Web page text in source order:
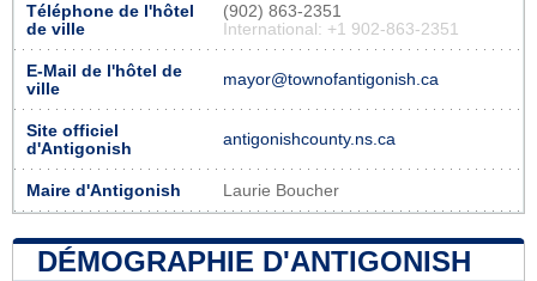
Téléphone de l'hôtel
de ville
(902) 863-2351
International: +1 902-863-2351
E-Mail de l'hôtel de
ville
mayor@townofantigonish.ca
Site officiel
d'Antigonish
antigonishcounty.ns.ca
Maire d'Antigonish Laurie Boucher
DÉMOGRAPHIE D'ANTIGONISH